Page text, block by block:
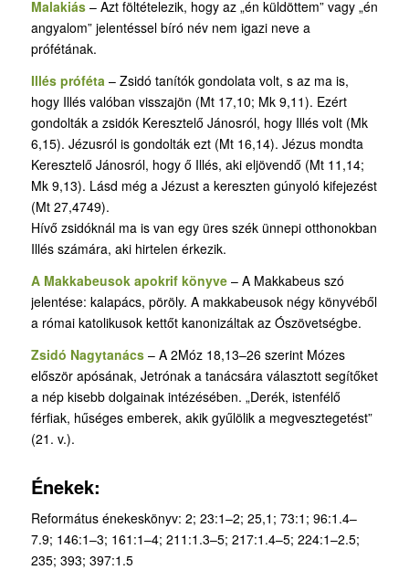
Malakiás– Azt föltételezik, hogy az „én küldöttem” vagy „én
angyalom” jelentéssel bíró név nem igazi neve a
prófétának.
Illés próféta – Zsidó tanítók gondolata volt, s az ma is,
hogy Illés valóban visszajön (Mt 17,10; Mk 9,11). Ezért
gondolták a zsidók Keresztelő Jánosról, hogy Illés volt (Mk
6,15). Jézusról is gondolták ezt (Mt 16,14). Jézus mondta
Keresztelő Jánosról, hogy ő Illés, aki eljövendő (Mt 11,14;
Mk 9,13). Lásd még a Jézust a kereszten gúnyoló kifejezést
(Mt 27,47­49).
Hívő zsidóknál ma is van egy üres szék ünnepi otthonokban
Illés számára, aki hirtelen érkezik.
A Makkabeusok apokrif könyve– A Makkabeus szó
jelentése: kalapács, pöröly. A makkabeusok négy könyvéből
a római katolikusok kettőt kanonizáltak az Ószövetségbe.
Zsidó Nagytanács– A 2Móz 18,13–26 szerint Mózes
először apósának, Jetrónak a tanácsára választott segítőket
a nép kisebb dolgainak intézésében. „Derék, istenfélő
férfiak, hűséges emberek, akik gyűlölik a megvesztegetést”
(21. v.).
Énekek:
Református énekeskönyv: 2; 23:1–2; 25,1; 73:1; 96:1.4–
7.9; 146:1–3; 161:1–4; 211:1.3–5; 217:1.4–5; 224:1–2.5;
235; 393; 397:1.5